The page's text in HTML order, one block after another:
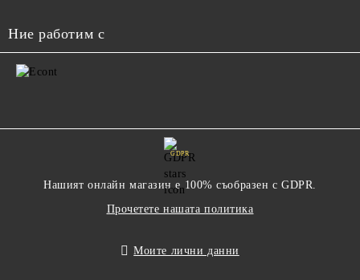
Ние работим с
GDPR
Нашият онлайн магазин е 100% съобразен с GDPR.
Прочетете нашата политика
Моите лични данни